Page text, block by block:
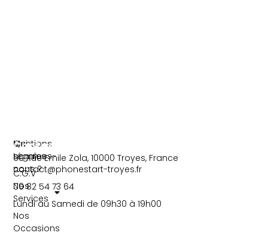
Mentions
Légales
C.G.V
Qui
sommes-
nous ?
Nos
Services
Nos
Occasions
Contact
60 Rue Emile Zola, 10000 Troyes, France
contact@phonestart-troyes.fr
09 82 54 73 64
Lundi au Samedi de 09h30 à 19h00